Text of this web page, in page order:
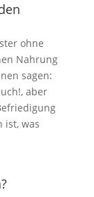
ohne
Nahrung
sagen:
aber
ist, was